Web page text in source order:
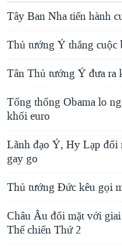
Tây Ban Nha tiến hành
Thủ tướng Ý thắng cuộc
Tân Thủ tướng Ý đưa ra
Tổng thống Obama lo
khối euro
Lãnh đạo Ý, Hy Lạp đối
gay go
Thủ tướng Đức kêu gọi
Châu Âu đối mặt với
Thế chiến Thứ 2